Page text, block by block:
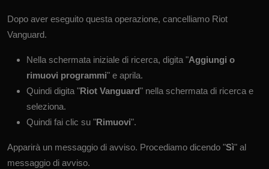
Dopo aver eseguito questa operazione, cancelliamo Riot
Vanguard.
Nella schermata iniziale di ricerca, digita "Aggiungi o
rimuovi programmi" e aprila.
Quindi digita "Riot Vanguard" nella schermata di ricerca e
seleziona.
Quindi fai clic su "Rimuovi".
Apparirà un messaggio di avviso. Procediamo dicendo "Sì" al
messaggio di avviso.